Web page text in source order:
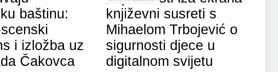
baštinu:
i izložba uz
Čakovca
književni susreti s
Mihaelom Trbojević o
sigurnosti djece u
digitalnom svijetu